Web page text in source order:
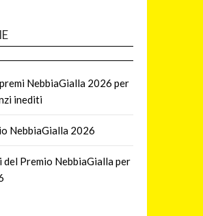
NebbiaGialla 2026 per
inediti
NebbiaGialla 2026
del Premio NebbiaGialla per